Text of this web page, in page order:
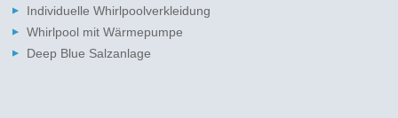
Individuelle Whirlpoolverkleidung
Whirlpool mit Wärmepumpe
Deep Blue Salzanlage